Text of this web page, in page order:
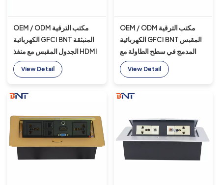
OEM / ODM مكتب الترقية
الكهربائية GFCI BNT المنبثقة
الجدول المقبس مع منفذ HDMI
و VGA
View Detail
OEM / ODM مكتب الترقية
الكهربائية GFCI BNT المقبس
المدمج في سطح الطاولة مع
منافذ متعددة الوظائف
View Detail